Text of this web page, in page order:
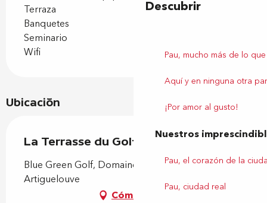
Descubrir
Pau, mucho más de lo
Aquí y en ninguna otra
¡Por amor al gusto!
Nuestros
Pau, el corazón de la
Pau, ciudad real
Terraza
Banquetes
Seminario
Wifi
Ubicación
La Terrasse du Golf
Blue Green Golf, Domaine saint Michel, 64230
Artiguelouve
Cómo llegar